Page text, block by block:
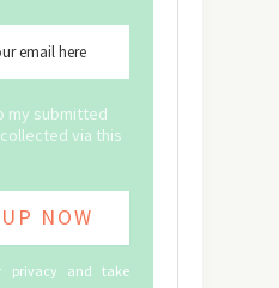
my submitted
via this
privacy and take